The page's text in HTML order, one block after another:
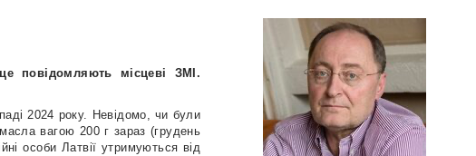
повідомляють місцеві ЗМІ.
2024 року. Невідомо, чи були
вагою 200 г зараз (грудень
особи Латвії утримуються від